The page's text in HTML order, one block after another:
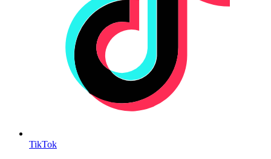
TikTok